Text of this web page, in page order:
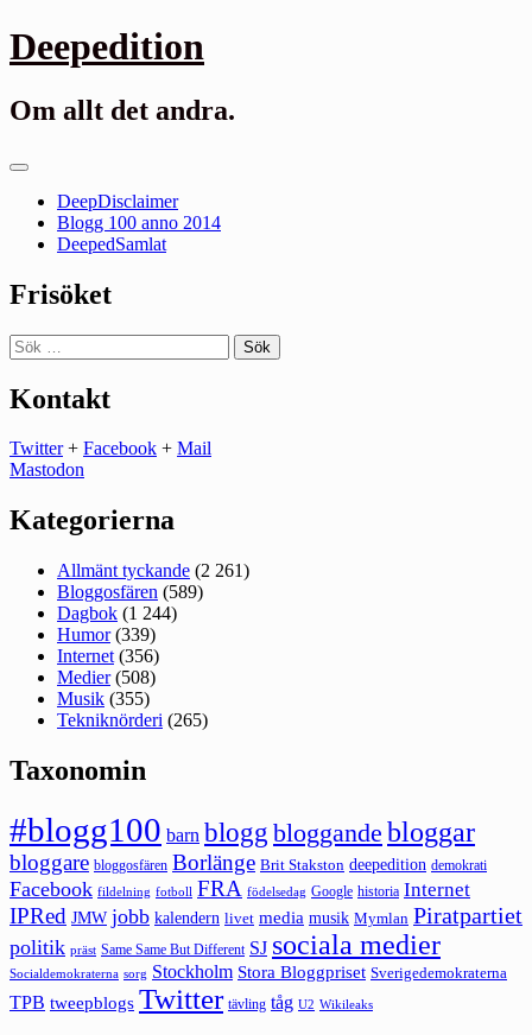
Gå
till
Deepedition
Om allt det andra.
Primär
DeepDisclaimer
Blogg 100 anno 2014
DeepedSamlat
Frisöket
Sök
efter:
Kontakt
Twitter+ Facebook + Mail
Mastodon
Kategorierna
Allmänt tyckande (2 261)
Bloggosfären (589)
Dagbok (1 244)
Humor(339)
Internet (356)
Medier(508)
Musik (355)
Tekniknörderi (265)
Taxonomin
#blogg100 barn blogg bloggande bloggar
bloggare bloggosfären Borlänge Brit Stakston deepedition demokrati
Facebook fildelning fotboll FRA födelsedag Google historia Internet
IPRed JMW jobb kalendern livet media musik Mymlan Piratpartiet
politik präst Same Same But Different SJ sociala medier
Socialdemokraterna sorg Stockholm Stora Bloggpriset Sverigedemokraterna
TPB tweepblogs Twitter tävling tåg U2 Wikileaks